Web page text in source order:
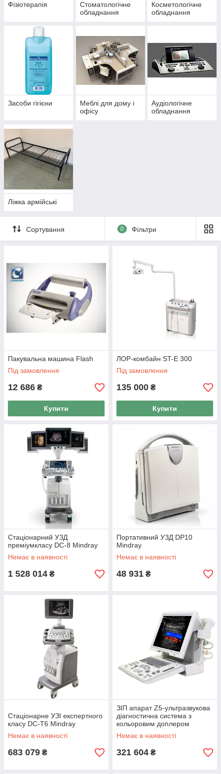
Фізіотерапія
Стоматологічне
обладнання
Косметологічне
обладнання
Засоби гігієни
Меблі для дому і
офісу
Аудіологічне
обладнання
Ліжка армійські
Сортування 0 Фільтри
Пакувальна машина Flash
Під замовлення
12 686 ₴
Купити
ЛОР-комбайн ST-E 300
Під замовлення
135 000 ₴
Купити
Стаціонарний УЗД
преміумкласу DC-8 Mindray
Немає в наявності
1 528 014 ₴
Портативний УЗД DP10
Mindray
Немає в наявності
48 931 ₴
Стаціонарне УЗІ експертного
класу DC-T6 Mindray
Немає в наявності
683 079 ₴
ЗІП апарат Z5-ультразвукова
діагностична система з
кольоровим доплером
Немає в наявності
321 604 ₴